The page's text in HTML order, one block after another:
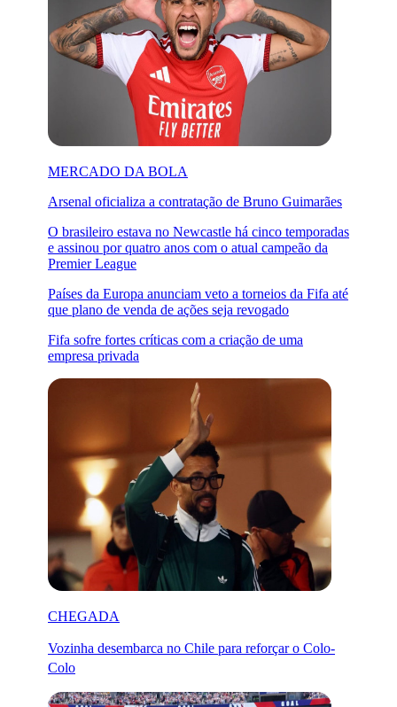
MERCADO DA BOLA
Arsenal oficializa a contratação de Bruno Guimarães
O brasileiro estava no Newcastle há cinco temporadas
e assinou por quatro anos com o atual campeão da
Premier League
Países da Europa anunciam veto a torneios da Fifa até
que plano de venda de ações seja revogado
Fifa sofre fortes críticas com a criação de uma
empresa privada
CHEGADA
Vozinha desembarca no Chile para reforçar o Colo-
Colo